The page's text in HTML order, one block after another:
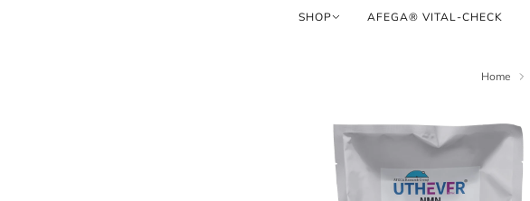
SHOP AFEGA® VITAL-CHECK
Home